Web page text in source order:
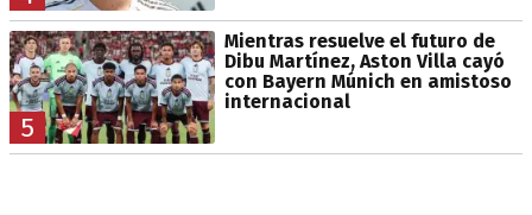
5
Mientras resuelve el futuro de
Dibu Martínez, Aston Villa cayó
con Bayern Múnich en amistoso
internacional